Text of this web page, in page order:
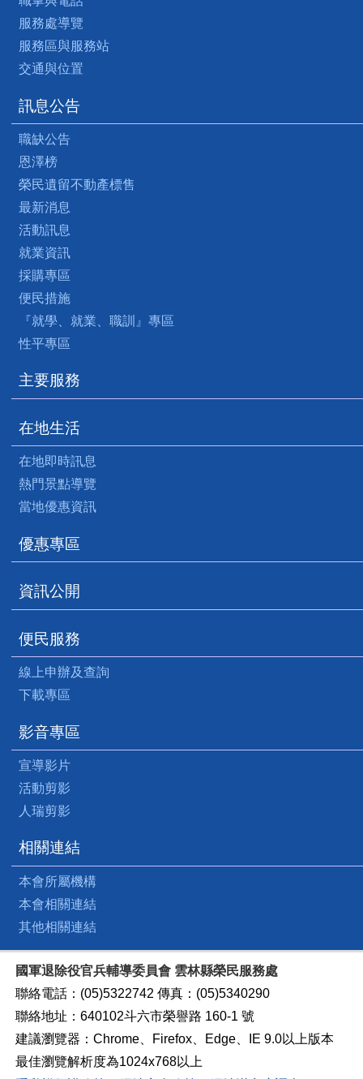
服務處導覽
服務區與服務站
交通與位置
訊息公告
職缺公告
恩澤榜
榮民遺留不動產標售
最新消息
活動訊息
就業資訊
採購專區
便民措施
『就學、就業、職訓』專區
性平專區
主要服務
在地生活
在地即時訊息
熱門景點導覽
當地優惠資訊
優惠專區
資訊公開
便民服務
線上申辦及查詢
下載專區
影音專區
宣導影片
活動剪影
人瑞剪影
相關連結
本會所屬機構
本會相關連結
其他相關連結
國軍退除役官兵輔導委員會 雲林縣榮民服務處
聯絡電話：(05)5322742 傳真：(05)5340290
聯絡地址：640102斗六市榮譽路 160-1 號
建議瀏覽器：Chrome、Firefox、Edge、IE 9.0以上版本
最佳瀏覽解析度為1024x768以上